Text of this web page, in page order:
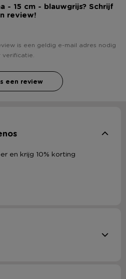
- 15 cm - blauwgrijs? Schrijf
review!
is een geldig e-mail adres nodig
verificatie.
een review
en krijg 10% korting